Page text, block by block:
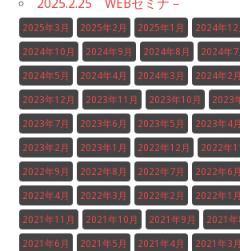
2025.2.25 WEBセミナ－
2025年3月 2025年2月 2025年1月 2024年12
2024年10月 2024年9月 2024年8月 2024年7
2024年5月 2024年4月 2024年3月 2024年2月
2023年12月 2023年11月 2023年10月 2023
2023年7月 2023年6月 2023年5月 2023年4月
2023年2月 2023年1月 2022年12月 2022年
2022年9月 2022年8月 2022年7月 2022年6月
2022年4月 2022年3月 2022年2月 2022年1月
2021年11月 2021年10月 2021年9月 2021年
2021年6月 2021年5月 2021年4月 2021年3月